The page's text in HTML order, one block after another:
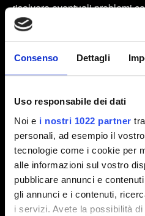
Consenso Dettagli
Uso responsabile dei dati
Noi e i nostri 1022 partner
personali, ad esempio il
tecnologie come i cookie per
alle informazioni sul vostro
pubblicare annunci e
gli annunci e i contenuti,
i servizi. Avete la possibilità
risolvere eventuali problemi
blocchi di gioco e schermate
cancellerai i tuoi salvataggi o
completamente e scollega il
Attendi almeno 2 minuti.
Ricollega il cavo di
accendi la console.
In alcuni casi, ti consigliamo
precedente al verificarsi del